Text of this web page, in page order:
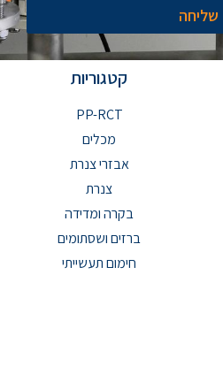
שליחה
קטגוריות
PP-RCT
מכלים
אבזרי צנרת
צנרת
בקרה ומדידה
ברזים ושסתומים
חימום תעשייתי